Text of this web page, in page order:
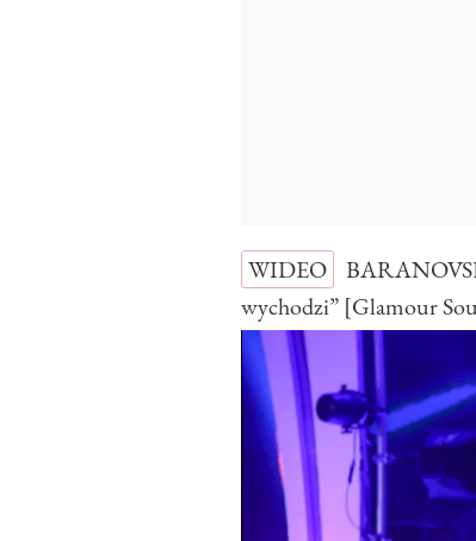
WIDEO
wychodzi” [Glamour